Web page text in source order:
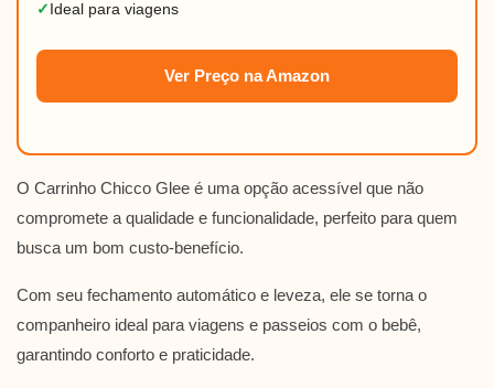
✓ Ideal para viagens
Ver Preço na Amazon
O Carrinho Chicco Glee é uma opção acessível que não
compromete a qualidade e funcionalidade, perfeito para quem
busca um bom custo-benefício.
Com seu fechamento automático e leveza, ele se torna o
companheiro ideal para viagens e passeios com o bebê,
garantindo conforto e praticidade.